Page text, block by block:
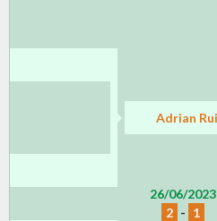
Adrian
26/06/2023
2 - 1